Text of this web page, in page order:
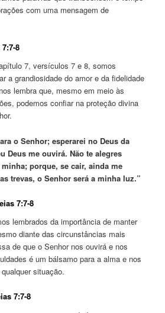
com uma mensagem de
8
7, versículos 7 e 8, somos
a grandiosidade do amor e da fidelidade
lembra que, mesmo em meio às
podemos confiar na proteção divina
o Senhor; esperarei no Deus da
Deus me ouvirá. Não te alegres
porque, se cair, ainda me
trevas, o Senhor será a minha luz.”
7:7-8
lembrados da importância de manter
diante das circunstâncias mais
de que o Senhor nos ouvirá e nos
é um bálsamo para a alma e nos
situação.
7:7-8